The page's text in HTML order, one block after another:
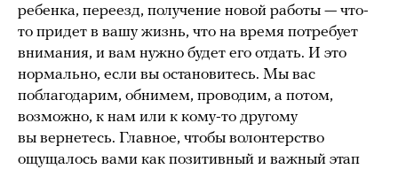
ребенка, переезд, получение новой работы — что-
то придет в вашу жизнь, что на время потребует
внимания, и вам нужно будет его отдать. И это
нормально, если вы остановитесь. Мы вас
поблагодарим, обнимем, проводим, а потом,
возможно, к нам или к кому-то другому
вы вернетесь. Главное, чтобы волонтерство
ощущалось вами как позитивный и важный этап